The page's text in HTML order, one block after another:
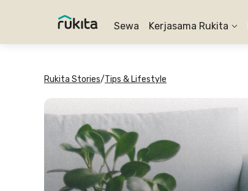
Sewa Kerjasama Rukita
Rukita Stories/Tips & Lifestyle